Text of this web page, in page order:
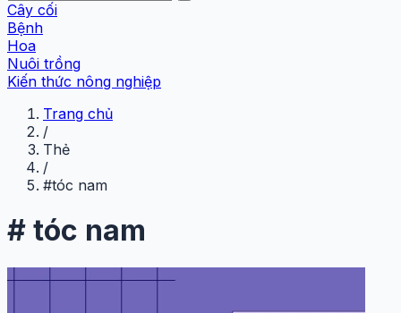
Cây cối
Bệnh
Hoa
Nuôi trồng
Kiến thức nông nghiệp
Trang chủ
/
Thẻ
/
#tóc nam
# tóc nam